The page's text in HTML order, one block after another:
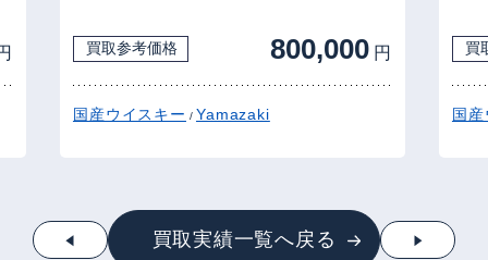
買取参考価格 800,000 円
国産ウイスキー/Yamazaki
買
国産
買取実績一覧へ戻る